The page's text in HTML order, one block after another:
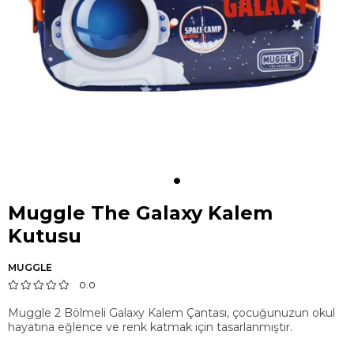
Muggle The Galaxy Kalem
Kutusu
MUGGLE
0.0
Muggle 2 Bölmeli Galaxy Kalem Çantası, çocuğunuzun okul
hayatına eğlence ve renk katmak için tasarlanmıştır.